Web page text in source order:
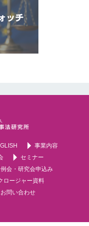
ッチ
事業内容
セミナー
例会・研究会申込み
ロージャー資料
お問い合わせ